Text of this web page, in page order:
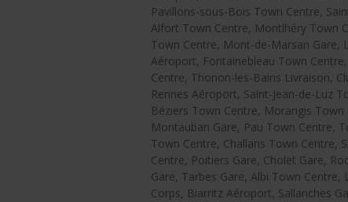
Pavillons-sous-Bois Town Centre,
Alfort Town Centre, Montlhéry Town
Town Centre, Mont-de-Marsan Gare,
Aéroport, Fontainebleau Town
Centre, Thonon-les-Bains Livraison,
Rennes Aéroport, Saint-Jean-de-Luz
Béziers Town Centre, Morangis
Montauban Gare, Pau Town Centre,
Town Centre, Challans Town Centre,
Centre, Poitiers Gare, Cholet Gare,
Gare, Tarbes Gare, Albi Town Centre,
Corps, Biarritz Aéroport, Sallanches